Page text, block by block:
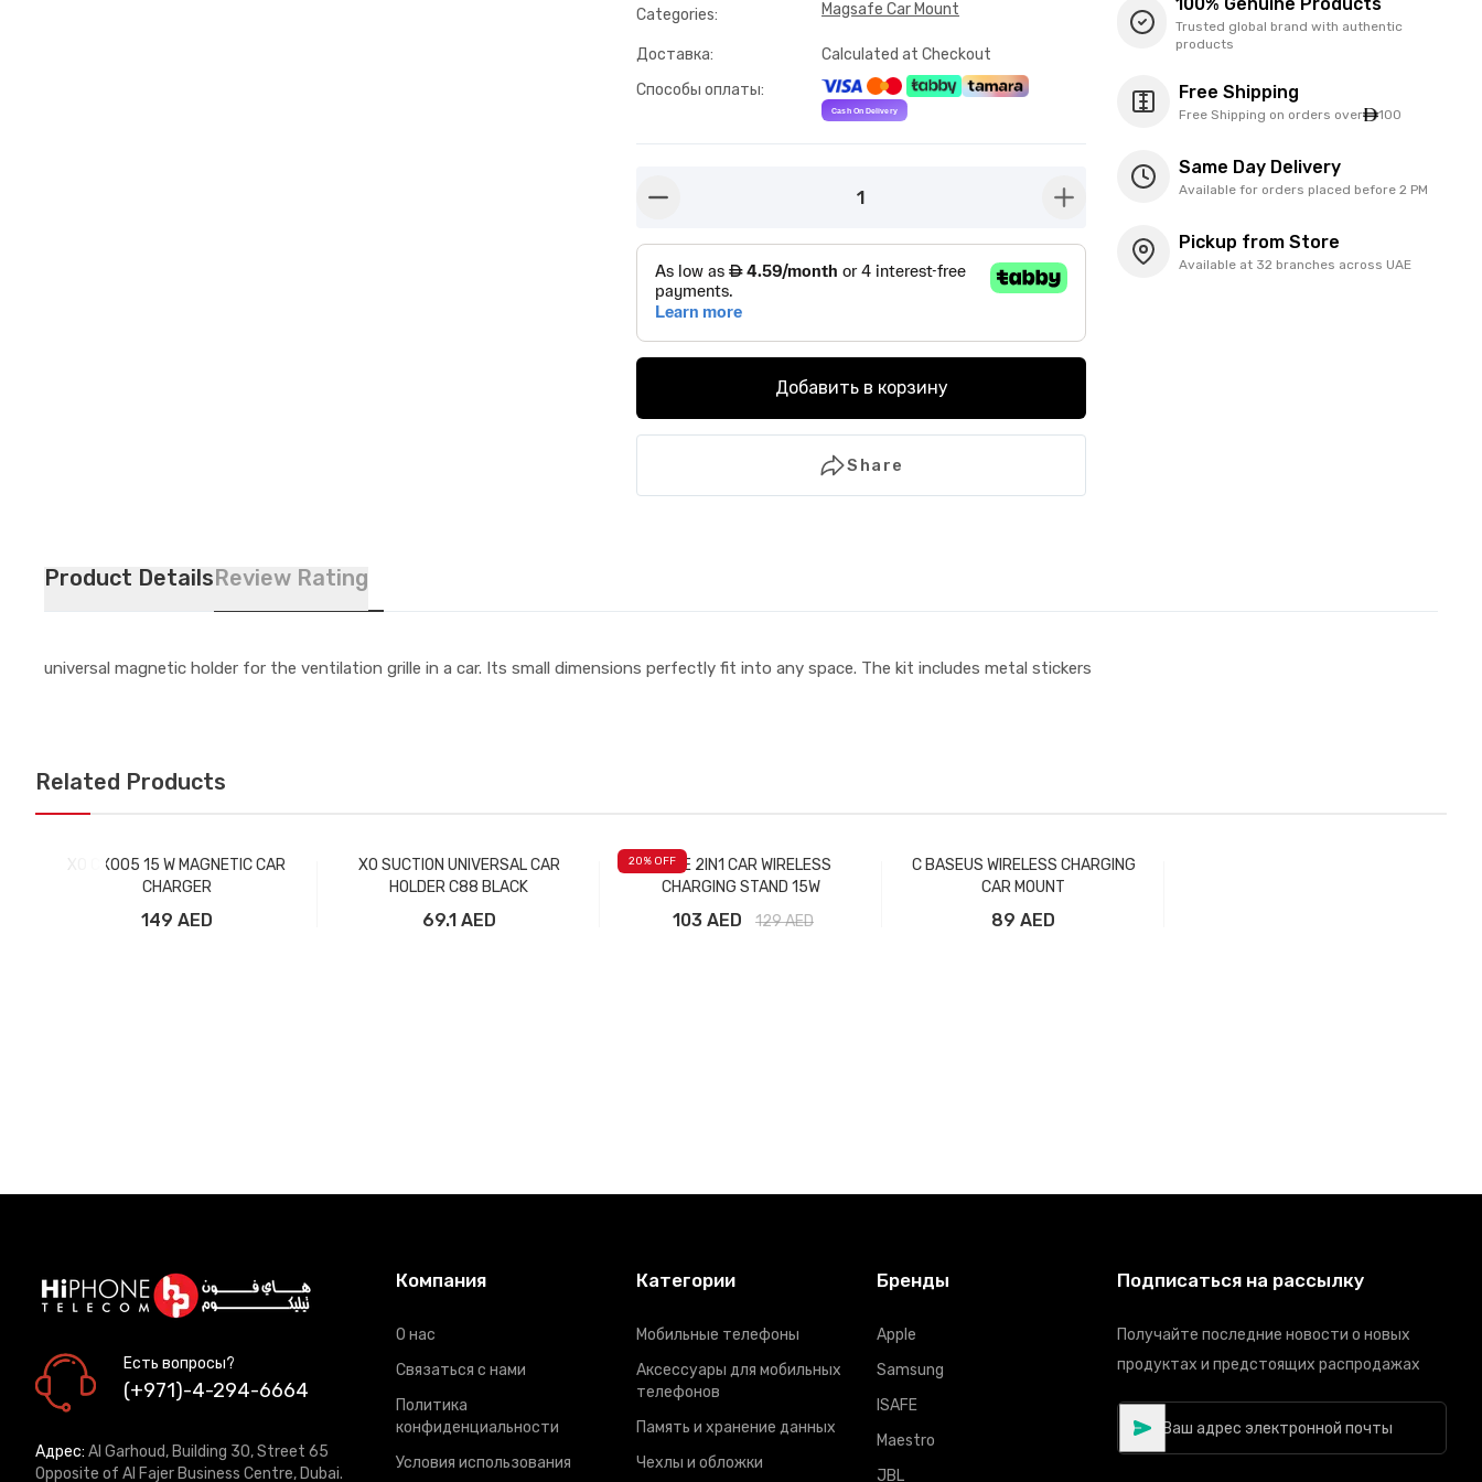
Categories: Magsafe Car Mount
Доставка:
Calculated at Checkout
Способы оплаты:
1 button-plus
Добавить в корзину
Share
Trusted global brand with authentic
products
Free Shipping
Free Shipping on orders over 100
Same Day Delivery
Available for orders placed before 2 PM
Pickup from Store
Available at 32 branches across UAE
Product DetailsReview Rating
universal magnetic holder for the ventilation grille in a car. Its small dimensions perfectly fit into any space. The kit includes metal stickers
Related Products
XO CX005 15 W MAGNETIC CAR
CHARGER
149 AED
XO SUCTION UNIVERSAL CAR
HOLDER C88 BLACK
69.1 AED
20% OFF
ISAFE 2IN1 CAR WIRELESS
CHARGING STAND 15W
103 AED 129AED
C BASEUS WIRELESS CHARGING
CAR MOUNT
89 AED
Есть вопросы?
(+971)-4-294-6664
Адрес: Al Garhoud, Building 30, Street 65
Opposite of Al Fajer Business Centre, Dubai.
Компания
О нас
Связаться с нами
Политика
конфиденциальности
Условия использования
Категории
Мобильные телефоны
Аксессуары для мобильных
телефонов
Память и хранение данных
Чехлы и обложки
Бренды
Apple
Samsung
ISAFE
Maestro
JBL
Подписаться на рассылку
Получайте последние новости о новых
продуктах и предстоящих распродажах